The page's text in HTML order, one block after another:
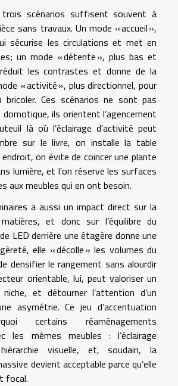
scénarios suffisent souvent à
sans travaux. Un mode « accueil »,
sécurise les circulations et met en
un mode « détente », plus bas et
les contrastes et donne de la
« activité », plus directionnel, pour
bricoler. Ces scénarios ne sont pas
domotique, ils orientent l’agencement
là où l’éclairage d’activité peut
sur le livre, on installe la table
endroit, on évite de coincer une plante
lumière, et l’on réserve les surfaces
aux meubles qui en ont besoin.
a aussi un impact direct sur la
et donc sur l’équilibre du
LED derrière une étagère donne une
elle « décolle » les volumes du
densifier le rangement sans alourdir
orientable, lui, peut valoriser un
et détourner l’attention d’un
asymétrie. Ce jeu d’accentuation
certains réaménagements
les mêmes meubles : l’éclairage
visuelle, et, soudain, la
devient acceptable parce qu’elle
focal.